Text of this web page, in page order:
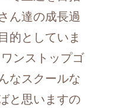
ん達の成長過
的としていま
ンストップゴ
なスクールな
と思いますの